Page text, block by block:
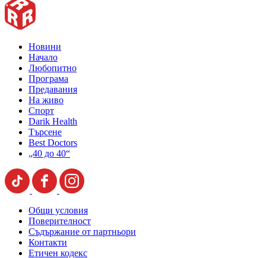
Новини
Начало
Любопитно
Програма
Предавания
На живо
Спорт
Darik Health
Търсене
Best Doctors
„40 до 40“
Общи условия
Поверителност
Съдържание от партньори
Контакти
Етичен кодекс